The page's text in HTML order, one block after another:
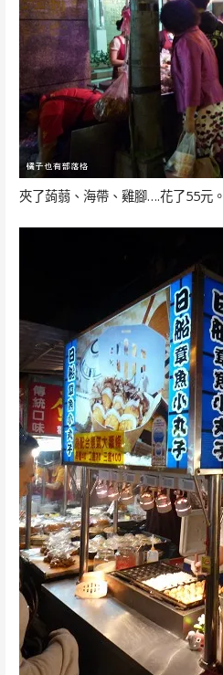
夾了蒟蒻、海帶、雞腳….花了55元。